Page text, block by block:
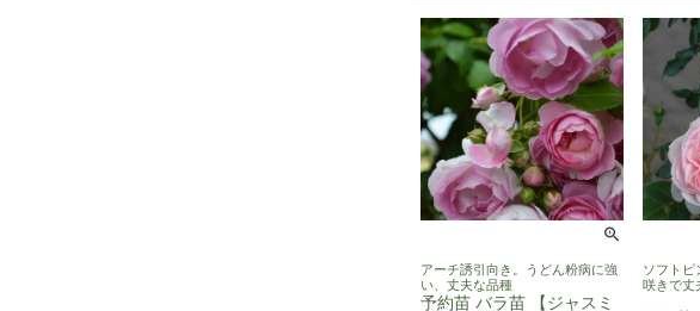
アーチ誘引向き。うどん粉病に強
い、丈夫な品種
予約苗 バラ苗 【ジャスミ
ソフトピ
咲きで丈